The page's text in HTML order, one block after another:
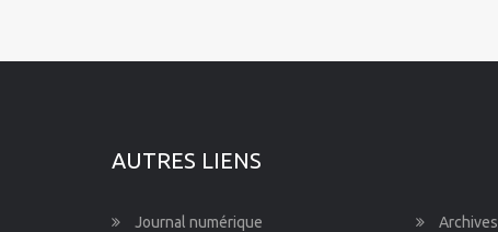
AUTRES LIENS
Journal numérique Archives